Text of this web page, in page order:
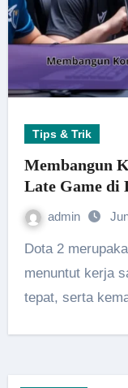
Tips & Trik
Membangun
Late Game di
admin
Dota 2 merupakan game strategi kompetitif yang
menuntut kerja
tepat, serta